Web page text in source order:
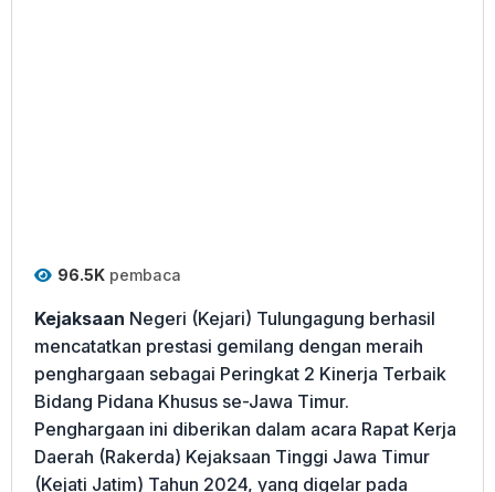
96.5K pembaca
Kejaksaan Negeri (Kejari) Tulungagung berhasil
mencatatkan prestasi gemilang dengan meraih
penghargaan sebagai Peringkat 2 Kinerja Terbaik
Bidang Pidana Khusus se-Jawa Timur.
Penghargaan ini diberikan dalam acara Rapat Kerja
Daerah (Rakerda) Kejaksaan Tinggi Jawa Timur
(Kejati Jatim) Tahun 2024, yang digelar pada